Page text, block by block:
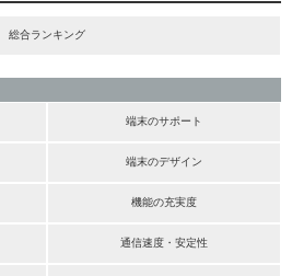
総合ランキング
端末のサポート
端末のデザイン
機能の充実度
通信速度・安定性